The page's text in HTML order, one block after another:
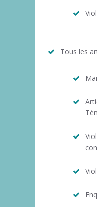
Tous les